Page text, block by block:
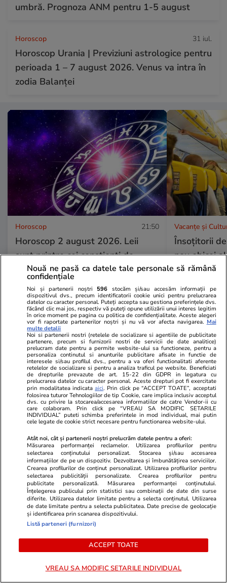
umbră. Prognoza ANM pentru 1-5 august
Horoscop 31 iul.
Horoscop Urania | Previziuni astrologice pentru
perioada 1 – 7 august 2026. Venus va intra în
zodia Balanței
Horoscop 21:50
Horoscop 2 august 2026. Leii
sunt printre cei conștienți de
faptul că propria dispoziție este
propria creație și ar fi bine să
cerceteze problema
Vacanțe și
Însoțitorii
nou obicei
îmbarcare:
lucru”
Horoscop 21:50
Horoscop 2 august 2026. Leii
sunt printre cei conștienți de
faptul că propria dispoziție este
propria creație și ar fi bine să
cerceteze problema
Lifestyle 30 iul.
Ce vase de gătit îți trebuie dacă
te muți singur – ustensile pe
care trebuie să le ai în bucătărie
Nouă ne pasă ca datele tale personale să rămână
confidențiale
Noi și partenerii noștri 596 stocăm și/sau accesăm informații pe
dispozitivul dvs., precum identificatorii cookie unici pentru prelucrarea
datelor cu caracter personal. Puteți accepta sau gestiona preferințele dvs.
făcând clic mai jos, respectiv vă puteți opune utilizării unui interes legitim
în orice moment pe pagina cu politica de confidențialitate. Aceste alegeri
vor fi raportate partenerilor noștri și nu vă vor afecta navigarea. Mai
multe detalii
Noi si partenerii nostri (retelele de socializare si agentiile de publicitate
partenere, precum si furnizorii nostri de servicii de date analitice)
prelucram date pentru a permite website-ului sa functioneze, pentru a
personaliza continutul si anunturile publicitare afisate in functie de
interesele si/sau profilul dvs., pentru a va oferi functionalitati aferente
retelelor de socializare si pentru a analiza traficul pe website. Beneficiati
de drepturile prevazute de art. 15-22 din GDPR in legatura cu
prelucrarea datelor cu caracter personal. Aceste drepturi pot fi exercitate
prin modalitatea indicataaici. Prin click pe “ACCEPT TOATE”, acceptati
folosirea tuturor Tehnologiilor de tip Cookie, care implica inclusiv acceptul
dvs. cu privire la stocarea/accesarea informatiilor de catre Vendor-ii cu
care colaboram. Prin click pe “VREAU SA MODIFIC SETARILE
INDIVIDUAL” puteti schimba preferintele in mod individual, mai putin
cele legate de cookie strict necesare pentru functionarea website-ului.
Atât noi, cât și partenerii noștri prelucrăm datele pentru a oferi:
Măsurarea performanței reclamelor. Utilizarea profilurilor pentru
selectarea conținutului personalizat. Stocarea și/sau accesarea
informațiilor de pe un dispozitiv. Dezvoltarea și îmbunătățirea serviciilor.
Crearea profilurilor de conținut personalizat. Utilizarea profilurilor pentru
selectarea publicității personalizate. Crearea profilurilor pentru
publicitate personalizată. Măsurarea performanței conținutului.
Înțelegerea publicului prin statistici sau combinații de date din surse
diferite. Utilizarea datelor limitate pentru a selecta conținutul. Utilizarea
de date limitate pentru a selecta publicitatea. Date precise de geolocație
și identificarea prin scanarea dispozitivului.
Listă parteneri (furnizori)
ACCEPT TOATE
VREAU SA MODIFIC SETARILE INDIVIDUAL